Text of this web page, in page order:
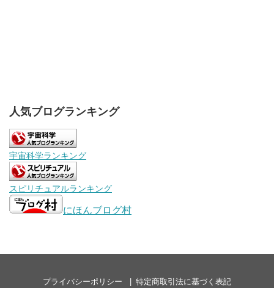
人気ブログランキング
宇宙科学ランキング
スピリチュアルランキング
にほんブログ村
プライバシーポリシー 特定商取引法に基づく表記